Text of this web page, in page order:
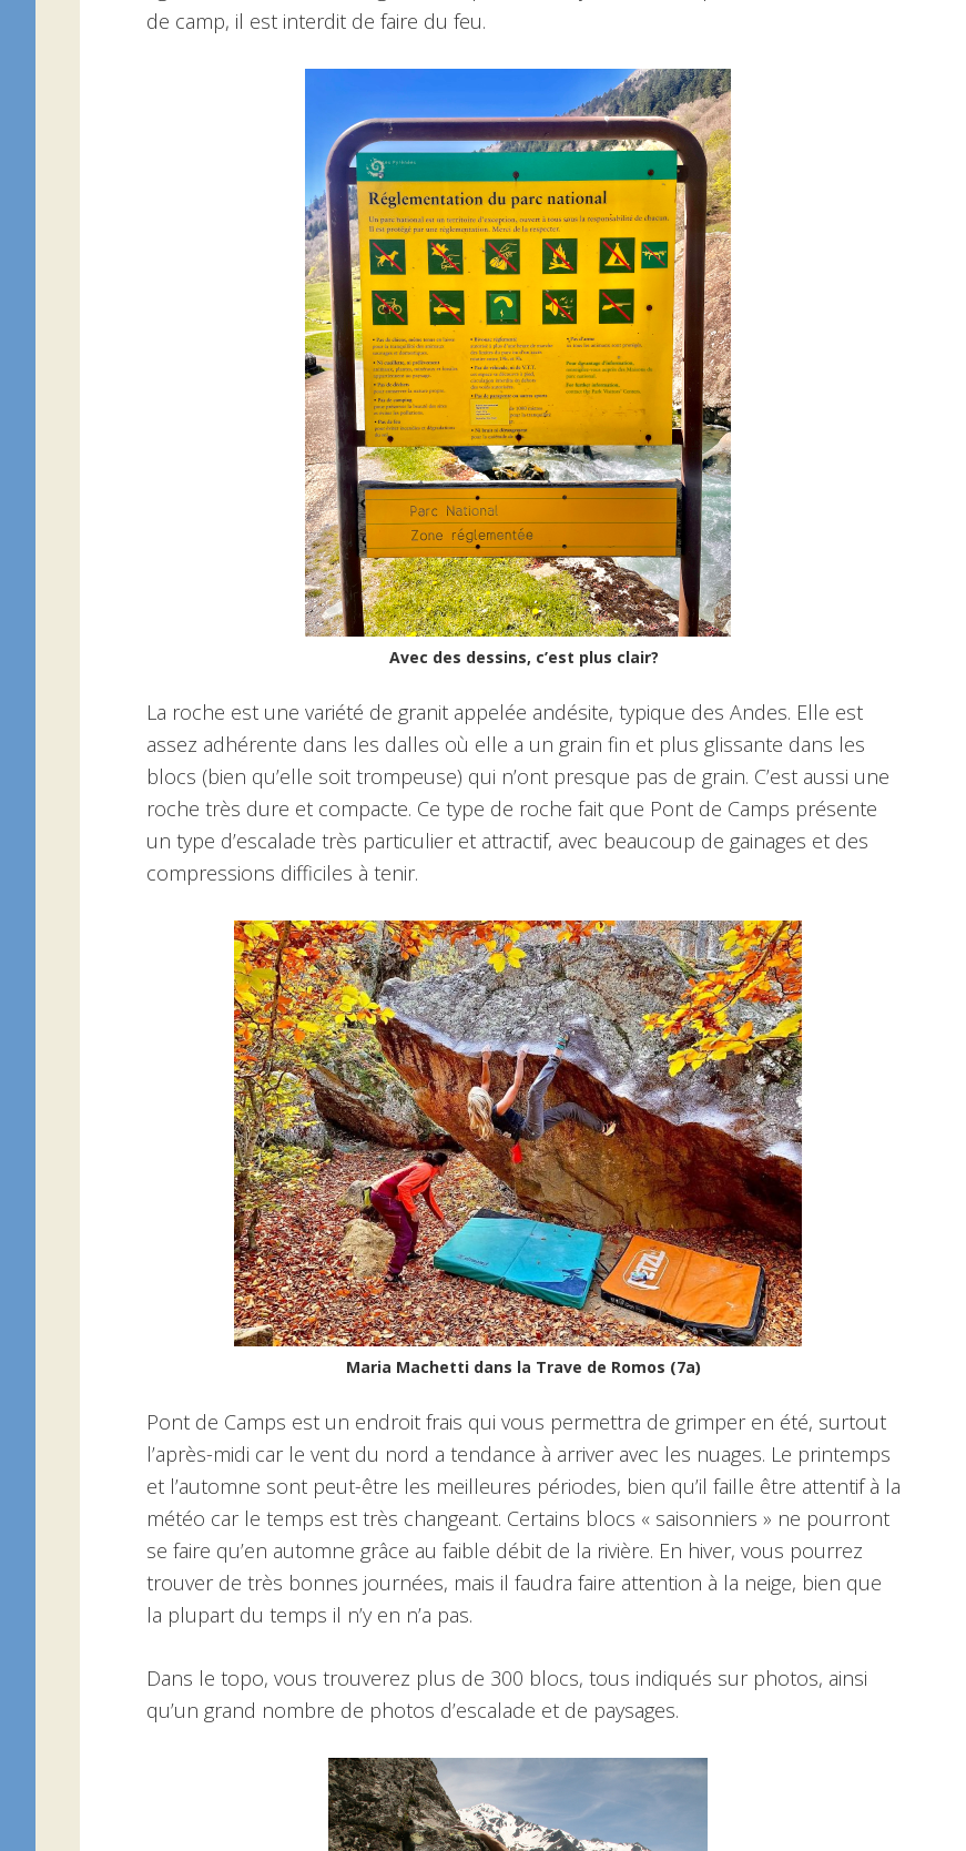
de camp, il est interdit de faire du feu.
Avec des dessins, c’est plus clair?
La roche est une variété de granit appelée andésite, typique des Andes. Elle est
assez adhérente dans les dalles où elle a un grain fin et plus glissante dans les
blocs (bien qu’elle soit trompeuse) qui n’ont presque pas de grain. C’est aussi une
roche très dure et compacte. Ce type de roche fait que Pont de Camps présente
un type d’escalade très particulier et attractif, avec beaucoup de gainages et des
compressions difficiles à tenir.
Maria Machetti dans la Trave de Romos (7a)
Pont de Camps est un endroit frais qui vous permettra de grimper en été, surtout
l’après-midi car le vent du nord a tendance à arriver avec les nuages. Le printemps
et l’automne sont peut-être les meilleures périodes, bien qu’il faille être attentif à la
météo car le temps est très changeant. Certains blocs « saisonniers » ne pourront
se faire qu’en automne grâce au faible débit de la rivière. En hiver, vous pourrez
trouver de très bonnes journées, mais il faudra faire attention à la neige, bien que
la plupart du temps il n’y en n’a pas.
Dans le topo, vous trouverez plus de 300 blocs, tous indiqués sur photos, ainsi
qu’un grand nombre de photos d’escalade et de paysages.